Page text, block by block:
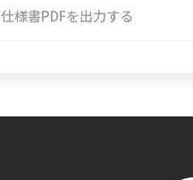
仕様書PDFを出力する